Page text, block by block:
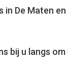
De Maten
bij u langs